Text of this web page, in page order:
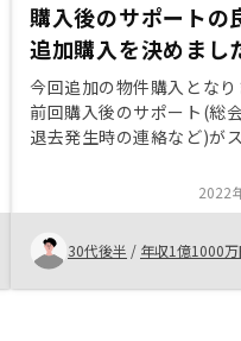
購入後のサポートの
追加購入を決めまし
今回追加の物件購入となり
前回購入後のサポート(総
退去発生時の連絡など)が
決めました。初回購入時
含め丁寧に説明いただき
できました。
2022
30代後半 / 年収1億1000